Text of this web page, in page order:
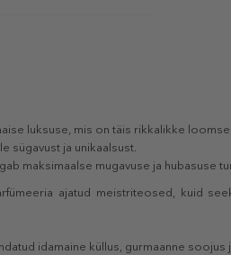
luksuse, mis on täis rikkalikke
sügavust ja unikaalsust.
maksimaalse mugavuse ja hubasuse
ajatud meistriteosed, kuid
idamaine küllus, gurmaanne soojus